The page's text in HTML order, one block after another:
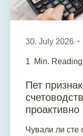
30. July 2026
1 Min.
Пет
проактивно
Чували ли сте